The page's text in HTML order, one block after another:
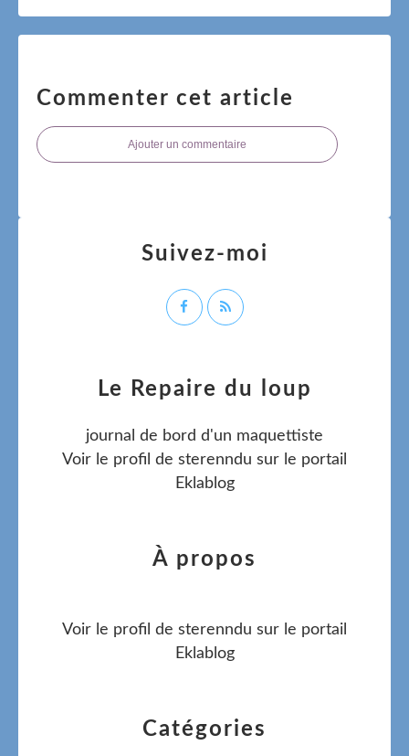
Commenter cet article
Ajouter un commentaire
Catégories
Le Repaire du loup
journal de bord d'un maquettiste
Voir le profil de sterenndu sur le portail
Eklablog
Suivez-moi
À propos
Voir le profil de sterenndu sur le portail
Eklablog